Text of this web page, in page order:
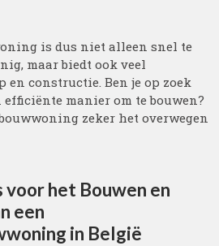
is dus niet alleen snel te
maar biedt ook veel
constructie. Ben je op zoek
efficiënte manier om te bouwen?
zeker het overwegen
voor het Bouwen en
een
in België